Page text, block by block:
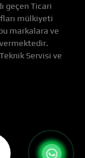
geçen Ticari
mülkiyeti
markalara ve
Servisi ve